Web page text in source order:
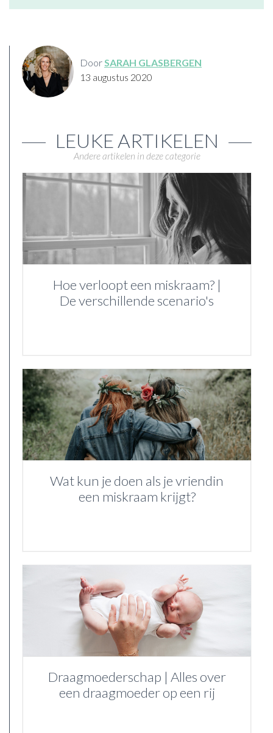
DoorSARAH GLASBERGEN
13 augustus 2020
LEUKE ARTIKELEN
Andere artikelen in deze categorie
Hoe verloopt een miskraam? |
De verschillende scenario's
Wat kun je doen als je vriendin
een miskraam krijgt?
Draagmoederschap | Alles over
een draagmoeder op een rij